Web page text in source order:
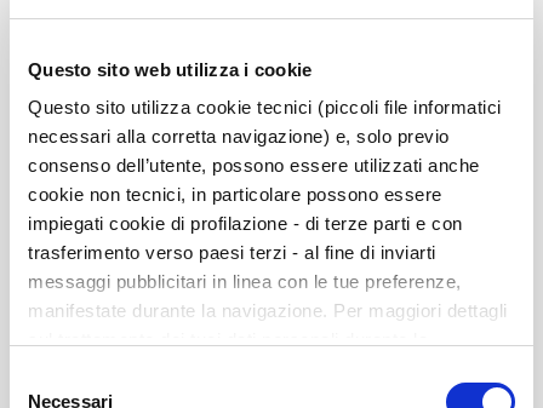
Questo sito web utilizza i cookie
Questo sito utilizza cookie tecnici (piccoli file informatici
necessari alla corretta navigazione) e, solo previo
consenso dell’utente, possono essere utilizzati anche
cookie non tecnici, in particolare possono essere
impiegati cookie di profilazione - di terze parti e con
trasferimento verso paesi terzi - al fine di inviarti
messaggi pubblicitari in linea con le tue preferenze,
manifestate durante la navigazione. Per maggiori dettagli
cookie, ti invitiamo a prendere visione dell’
informativa
Necessari
CRAE-P. Uso de autoaplicación y corrección (10-
100 usos)
La cantidad mínima inicial de usos será de 10, ya que con